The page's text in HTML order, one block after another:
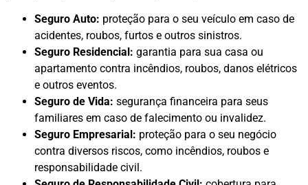
Seguro Auto: proteção para o seu veículo em caso de
acidentes, roubos, furtos e outros sinistros.
Seguro Residencial: garantia para sua casa ou
apartamento contra incêndios, roubos, danos elétricos
e outros eventos.
Seguro de Vida: segurança financeira para seus
familiares em caso de falecimento ou invalidez.
Seguro Empresarial: proteção para o seu negócio
contra diversos riscos, como incêndios, roubos e
responsabilidade civil.